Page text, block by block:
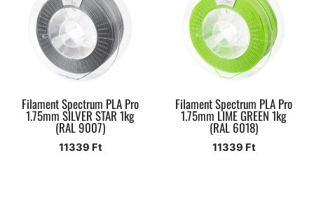
Filament Spectrum PLA Pro
1.75mm SILVER STAR 1kg
(RAL 9007)
11339 Ft
Filament Spectrum PLA Pro
1.75mm LIME GREEN 1kg
(RAL 6018)
11339 Ft